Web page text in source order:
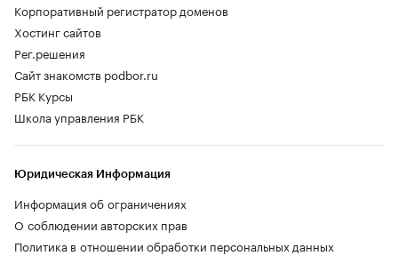
Корпоративный регистратор доменов
Хостинг сайтов
Рег.решения
Сайт знакомств podbor.ru
РБК Курсы
Школа управления РБК
Юридическая Информация
Информация об ограничениях
О соблюдении авторских прав
Политика в отношении обработки персональных данных